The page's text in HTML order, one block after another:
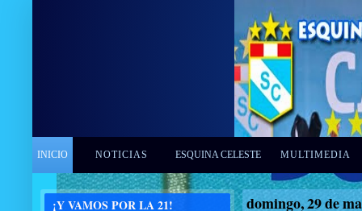
INICIO NOTICIAS ESQUINA CELESTE MULTIMEDIA
domingo, 29 de
¡Y VAMOS POR LA 21!